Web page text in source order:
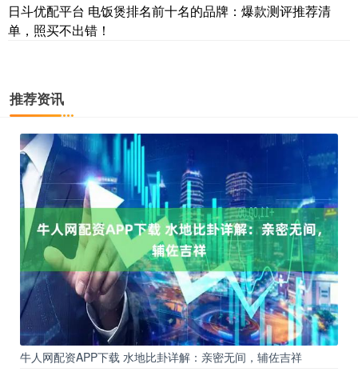
日斗优配平台 电饭煲排名前十名的品牌：爆款测评推荐清
单，照买不出错！
推荐资讯
牛人网配资APP下载 水地比卦详解：亲密无间，辅佐吉祥